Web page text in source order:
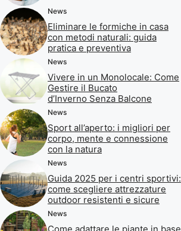
News
Eliminare le formiche in casa
con metodi naturali: guida
pratica e preventiva
News
Vivere in un Monolocale: Come
Gestire il Bucato
d’Inverno Senza Balcone
News
Sport all’aperto: i migliori per
corpo, mente e connessione
con la natura
News
Guida 2025 per i centri sportivi:
come scegliere attrezzature
outdoor resistenti e sicure
News